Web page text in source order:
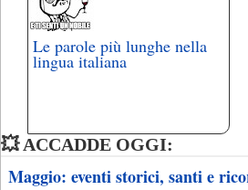
Le parole più lunghe nella
lingua italiana
💥 ACCADDE OGGI:
Maggio: eventi storici, santi e